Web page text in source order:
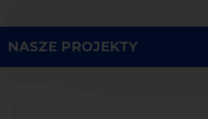
NASZE PROJEKTY